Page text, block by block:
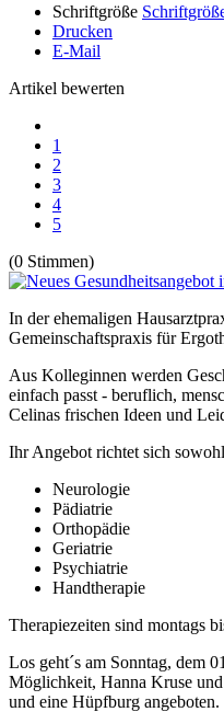
Schriftgröße
Drucken
E-Mail
Artikel bewerten
1
2
3
4
5
(0 Stimmen)
In der ehemaligen
Gemeinschaftspraxis für
Aus Kolleginnen werden
einfach passt - beruflich,
Celinas frischen Ideen und
Ihr Angebot richtet sich
Neurologie
Pädiatrie
Orthopädie
Geriatrie
Psychiatrie
Handtherapie
Therapiezeiten sind montags
Los geht´s am Sonntag, dem
Möglichkeit, Hanna Kruse
und eine Hüpfburg angeboten.